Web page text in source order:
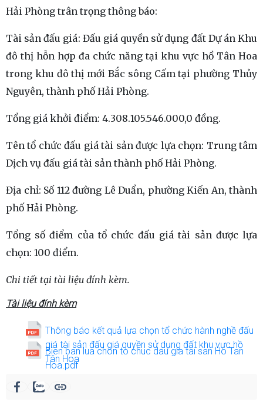
Hải Phòng trân trọng thông báo:
Tài sản đấu giá: Đấu giá quyền sử dụng đất Dự án Khu
đô thị hỗn hợp đa chức năng tại khu vực hồ Tân Hoa
trong khu đô thị mới Bắc sông Cấm tại phường Thủy
Nguyên, thành phố Hải Phòng.
Tổng giá khởi điểm: 4.308.105.546.000,0 đồng.
Tên tổ chức đấu giá tài sản được lựa chọn: Trung tâm
Dịch vụ đấu giá tài sản thành phố Hải Phòng.
Địa chỉ: Số 112 đường Lê Duẩn, phường Kiến An, thành
phố Hải Phòng.
Tổng số điểm của tổ chức đấu giá tài sản được lựa
chọn: 100 điểm.
Chi tiết tại tài liệu đính kèm.
Tài liệu đính kèm
Thông báo kết quả lựa chọn tổ chức hành nghề đấu
giá tài sản đấu giá quyền sử dụng đất khu vực hồ
Tân Hoa
Bien ban lua chon to chuc dau gia tai san Ho Tan
Hoa.pdf